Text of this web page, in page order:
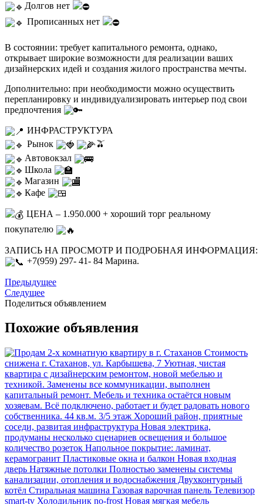
Долгов нет
Прописанных нет
В состоянии: требует капитального ремонта, однако,
открывает широкие возможности для реализации ваших
дизайнерских идей и создания жилого пространства мечты.
Дополнительно: при необходимости можно осуществить
перепланировку и индивидуализировать интерьер под свои
предпочтения
ИНФРАСТРУКТУРА
Рынок
🫒
Автовокзал
Школа
Магазин
Кафе
ЦЕНА – 1.950.000 + хороший торг реальному
покупателю
ЗАПИСЬ НА ПРОСМОТР И ПОДРОБНАЯ ИНФОРМАЦИЯ:
+7(959) 297- 41- 84 Марина.
Предыдущее
Следущее
Поделиться объявлением
Похожие объявления